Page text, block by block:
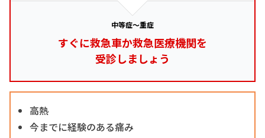
中等症～重症
すぐに救急車か救急医療機関を
受診しましょう
高熱
今までに経験のある痛み